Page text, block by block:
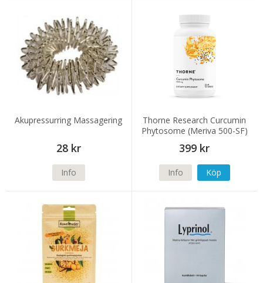
Akupressurring Massagering
28 kr
Info
Thorne Research Curcumin
Phytosome (Meriva 500-SF)
60 kapslar
399 kr
Info Köp